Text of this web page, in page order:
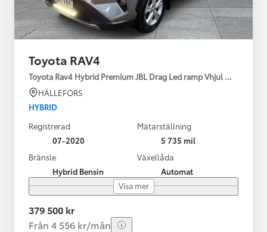
Toyota RAV4
Toyota Rav4 Hybrid Premium JBL Drag Led ramp Vhjul motorv
HÄLLEFORS
HYBRID
Registrerad
07-2020
Mätarställning
5 735 mil
Bränsle
Hybrid Bensin
Växellåda
Automat
Visa mer
379 500 kr
Från 4 556 kr/mån